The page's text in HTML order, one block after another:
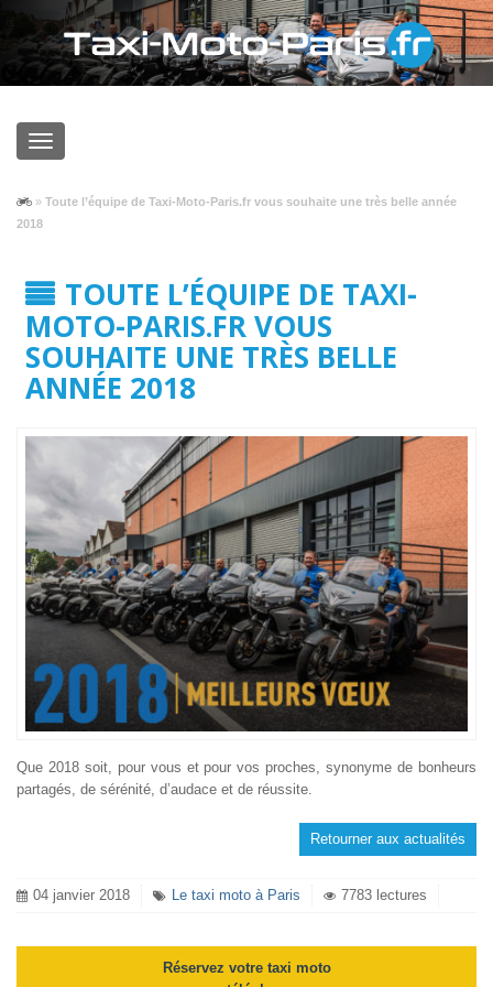
» Toute l’équipe de Taxi-Moto-Paris.fr vous souhaite une très belle année
2018
TOUTE L’ÉQUIPE DE TAXI-
MOTO-PARIS.FR VOUS
SOUHAITE UNE TRÈS BELLE
ANNÉE 2018
Que 2018 soit, pour vous et pour vos proches, synonyme de bonheurs
partagés, de sérénité, d’audace et de réussite.
Retourner aux actualités
04 janvier 2018 Le taxi moto à Paris 7783 lectures
Réservez votre taxi moto